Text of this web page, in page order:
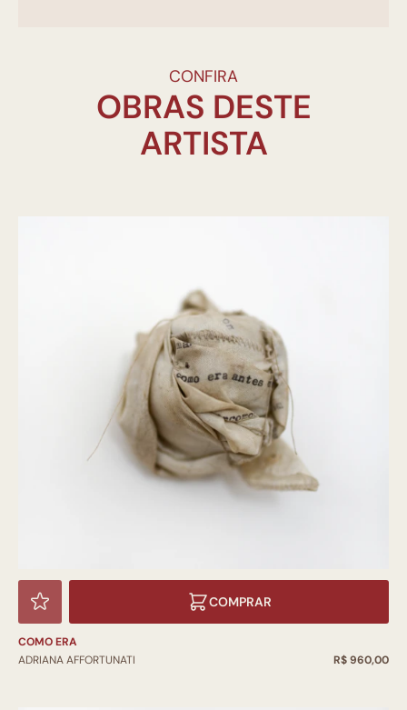
CONFIRA
OBRAS DESTE
ARTISTA
COMPRAR
COMO ERA
ADRIANA AFFORTUNATI
R$ 960,00